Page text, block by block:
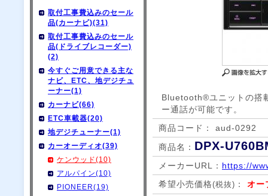
取付工事費込みのセール
品(カーナビ)(31)
取付工事費込みのセール
品(ドライブレコーダー)
(2)
今すぐご用意できる主な
ナビ、ETC、地デジチュ
ーナー(1)
カーナビ(66)
ETC車載器(20)
地デジチューナー(1)
カーオーディオ(39)
ケンウッド(10)
アルパイン(10)
PIONEER(19)
Bluetooth®ユニットの搭
ー通話が可能です。
商品コード： aud-0292
商品名： DPX-
メーカーURL： https://
希望小売価格(税抜) ： オー